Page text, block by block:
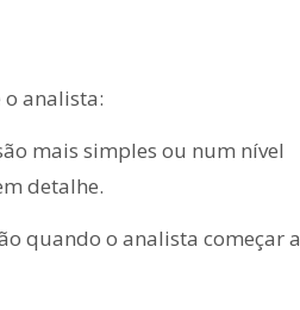
analista:
mais simples ou num nível
detalhe.
quando o analista começar a